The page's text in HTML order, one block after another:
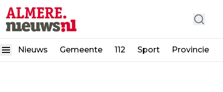
Nieuws Gemeente 112 Sport Provincie